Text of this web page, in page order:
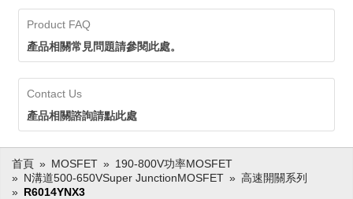
Product FAQ
產品相關常見問題請參閱此處。
Contact Us
產品相關諮詢請點此處
首頁 MOSFET
190-800V功率MOSFET
N溝道500-650VSuper JunctionMOSFET
高速開關系列
R6014YNX3